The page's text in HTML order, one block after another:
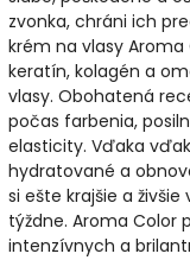
zvonka, chráni ich
krém na vlasy
keratín, kolagén a
vlasy. Obohatená
počas farbenia,
elasticity. Vďaka
hydratované a
si ešte krajšie a
týždne. Aroma Color
intenzívnych a